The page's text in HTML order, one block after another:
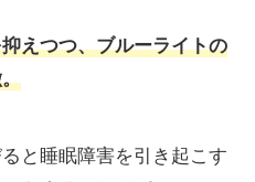
えつつ、ブルーライトの
と睡眠障害を引き起こす